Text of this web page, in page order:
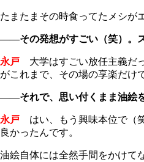
たまたまその時食ってたメシが
――その発想がすごい（笑）。
永戸 大学はすごい放任主義だ
がこれまで、その場の享楽だけ
――それで、思い付くまま油絵
永戸 はい、もう興味本位で（
良かったんです。
油絵自体には全然手間をかけて